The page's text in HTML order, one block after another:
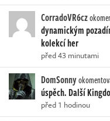
CorradoVR6cz
dynamickým
kolekcí her
před 43 minutami
DomSonny
úspěch. Další
před 1 hodinou